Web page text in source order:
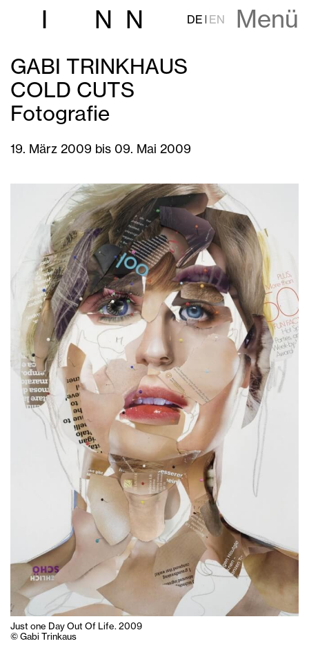
I N N DE EN Menü
GABI TRINKHAUS
COLD CUTS
Fotografie
19. März 2009 bis 09. Mai 2009
Just one Day Out Of Life. 2009
© Gabi Trinkaus